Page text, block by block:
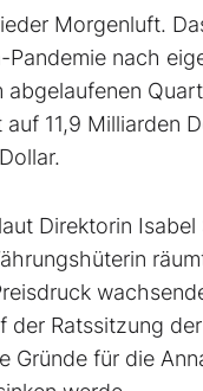
Morgenluft.
nach
11,9 Milliarden
Direktorin
Ratssitzung
für die